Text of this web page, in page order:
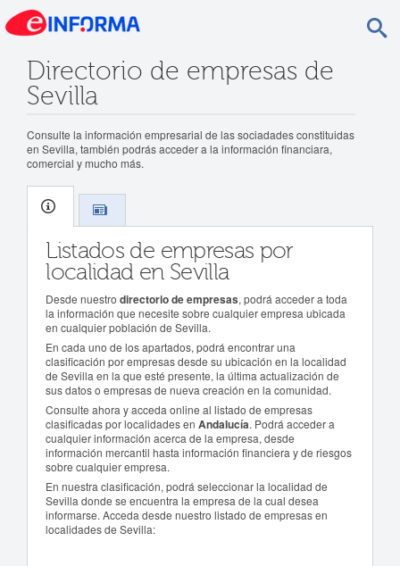
Directorio de empresas de
Sevilla
Consulte la información empresarial de las sociadades constituidas
en Sevilla, también podrás acceder a la información financiara,
comercial y mucho más.
Listados de empresas por
localidad en Sevilla
Desde nuestrodirectorio de empresas, podrá acceder a toda
la información que necesite sobre cualquier empresa ubicada
en cualquier población de Sevilla.
En cada uno de los apartados, podrá encontrar una
clasificación por empresas desde su ubicación en la localidad
de Sevilla en la que esté presente, la última actualización de
sus datos o empresas de nueva creación en la comunidad.
Consulte ahora y acceda online al listado de empresas
clasificadas por localidades enAndalucía. Podrá acceder a
cualquier información acerca de la empresa, desde
información mercantil hasta información financiera y de riesgos
sobre cualquier empresa.
En nuestra clasificación, podrá seleccionar la localidad de
Sevilla donde se encuentra la empresa de la cual desea
informarse. Acceda desde nuestro listado de empresas en
localidades de Sevilla: